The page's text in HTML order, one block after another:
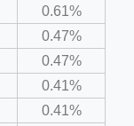
0.61%
0.47%
0.47%
0.41%
0.41%